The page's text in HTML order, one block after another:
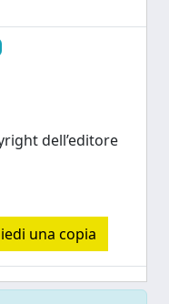
dell’editore
una copia